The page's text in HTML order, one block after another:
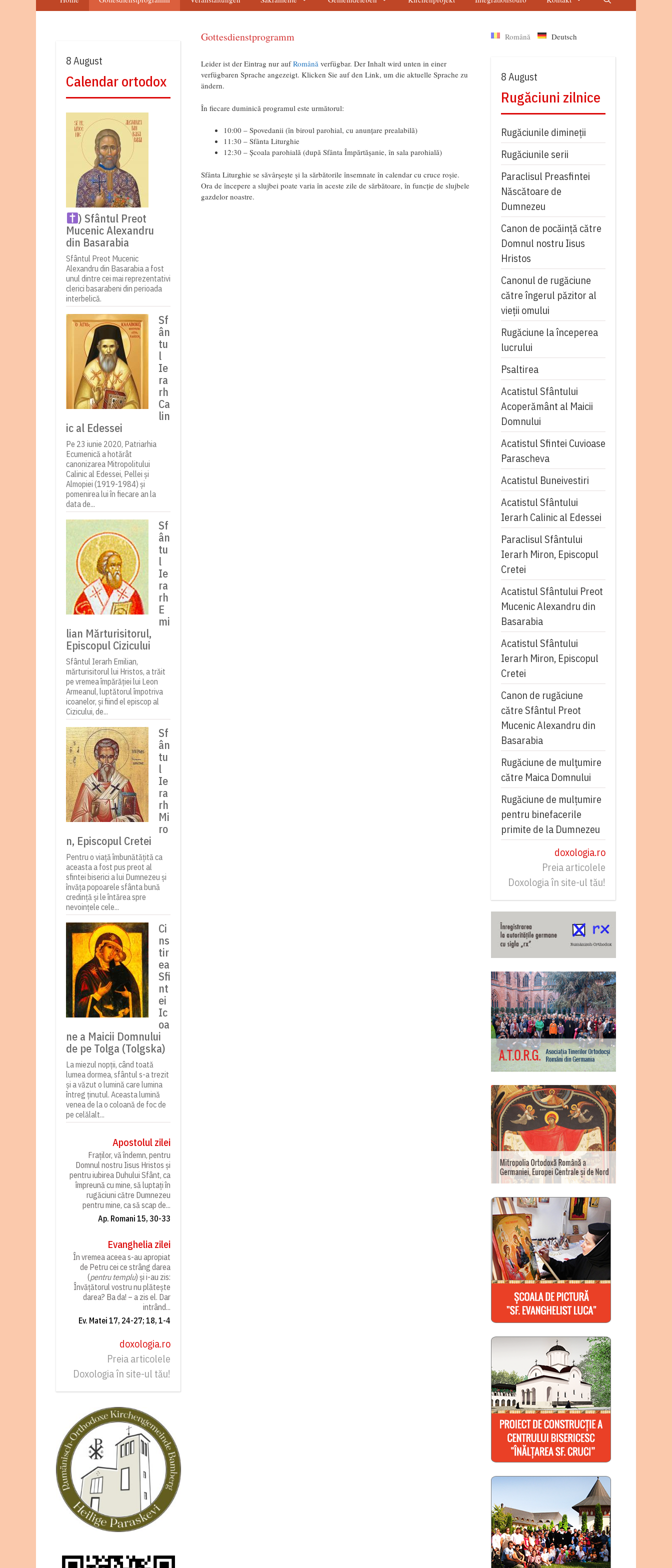
Gottesdienstprogramm
Leider ist der Eintrag nur aufRomână verfügbar. Der Inhalt wird unten in einer
verfügbaren Sprache angezeigt. Klicken Sie auf den Link, um die aktuelle Sprache zu
ändern.
În fiecare duminică programul este următorul:
10:00 – Spovedanii (în biroul parohial, cu anunțare prealabilă)
11:30 – Sfânta Liturghie
12:30 – Școala parohială (după Sfânta Împărtășanie, în sala parohială)
Sfânta Liturghie se săvârșește și la sărbătorile însemnate în calendar cu cruce roșie.
Ora de începere a slujbei poate varia în aceste zile de sărbătoare, în funcție de slujbele
gazdelor noastre.
8 August
Calendar ortodox
) Sfântul Preot
Mucenic Alexandru
din Basarabia
Sfântul Preot Mucenic
Alexandru din Basarabia a fost
unul dintre cei mai reprezentativi
clerici basarabeni din perioada
interbelică.
Sf
ân
tu
l
Ie
ra
rh
Ca
lin
ic al Edessei
Pe 23 iunie 2020, Patriarhia
Ecumenică a hotărât
canonizarea Mitropolitului
Calinic al Edessei, Pellei și
Almopiei (1919-1984) și
pomenirea lui în fiecare an la
data de...
Sf
ân
tu
l
Ie
ra
rh
E
mi
lian Mărturisitorul,
Episcopul Cizicului
Sfântul Ierarh Emilian,
mărturisitorul lui Hristos, a trăit
pe vremea împărăției lui Leon
Armeanul, luptătorul împotriva
icoanelor, și fiind el episcop al
Cizicului, de...
Sf
ân
tu
l
Ie
ra
rh
Mi
ro
n, Episcopul Cretei
Pentru o viață îmbunătățită ca
aceasta a fost pus preot al
sfintei biserici a lui Dumnezeu și
învăța popoarele sfânta bună
credință și le întărea spre
nevoințele cele...
Ci
ns
tir
ea
Sfi
nt
ei
Ic
oa
ne a Maicii Domnului
de pe Tolga (Tolgska)
La miezul nopții, când toată
lumea dormea, sfântul s-a trezit
și a văzut o lumină care lumina
întreg ținutul. Aceasta lumină
venea de la o coloană de foc de
pe celălalt...
Apostolul zilei
Fraților, vă îndemn, pentru
Domnul nostru Iisus Hristos și
pentru iubirea Duhului Sfânt, ca
împreună cu mine, să luptați în
rugăciuni către Dumnezeu
pentru mine, ca să scap de...
Ap. Romani 15, 30-33
Evanghelia zilei
În vremea aceea s-au apropiat
de Petru cei ce strâng darea
(pentru templu) și i-au zis:
Învățătorul vostru nu plătește
darea? Ba da! – a zis el. Dar
intrând...
Ev. Matei 17, 24-27; 18, 1-4
doxologia.ro
Preia articolele
Doxologia în site-ul tău!
Română Deutsch
8 August
Rugăciuni zilnice
Rugăciunile dimineții
Rugăciunile serii
Paraclisul Preasfintei
Născătoare de
Dumnezeu
Canon de pocăință către
Domnul nostru Iisus
Hristos
Canonul de rugăciune
către îngerul păzitor al
vieții omului
Rugăciune la începerea
lucrului
Psaltirea
Acatistul Sfântului
Acoperământ al Maicii
Domnului
Acatistul Sfintei Cuvioase
Parascheva
Acatistul Buneivestiri
Acatistul Sfântului
Ierarh Calinic al Edessei
Paraclisul Sfântului
Ierarh Miron, Episcopul
Cretei
Acatistul Sfântului Preot
Mucenic Alexandru din
Basarabia
Acatistul Sfântului
Ierarh Miron, Episcopul
Cretei
Canon de rugăciune
către Sfântul Preot
Mucenic Alexandru din
Basarabia
Rugăciune de mulţumire
către Maica Domnului
Rugăciune de mulțumire
pentru binefacerile
primite de la Dumnezeu
doxologia.ro
Preia articolele
Doxologia în site-ul tău!